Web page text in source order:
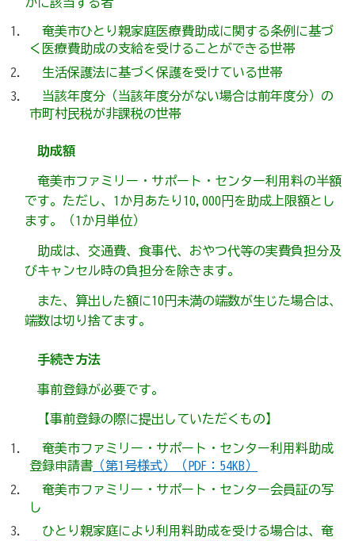
奄美市ひとり親家庭医療費助成に関する条例に基づ
く医療費助成の支給を受けることができる世帯
生活保護法に基づく保護を受けている世帯
当該年度分（当該年度分がない場合は前年度分）の
市町村民税が非課税の世帯
助成額
奄美市ファミリー・サポート・センター利用料の半額
です。ただし、1か月あたり10,000円を助成上限額とし
ます。（1か月単位）
助成は、交通費、食事代、おやつ代等の実費負担分及
びキャンセル時の負担分を除きます。
また、算出した額に10円未満の端数が生じた場合は、
端数は切り捨てます。
手続き方法
事前登録が必要です。
【事前登録の際に提出していただくもの】
奄美市ファミリー・サポート・センター利用料助成
登録申請書 （第1号様式）（PDF：54KB）
奄美市ファミリー・サポート・センター会員証の写
し
ひとり親家庭により利用料助成を受ける場合は、奄